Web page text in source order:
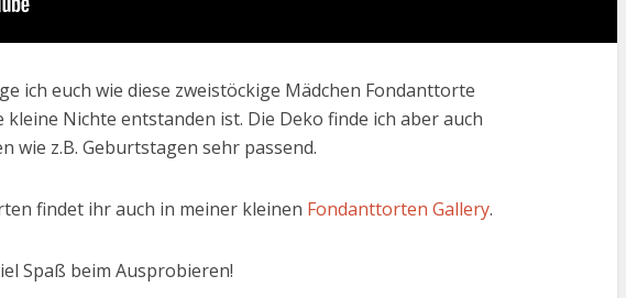
ich euch wie diese zweistöckige Mädchen Fondanttorte
Nichte entstanden ist. Die Deko finde ich aber auch
wie z.B. Geburtstagen sehr passend.
findet ihr auch in meiner kleinen Fondanttorten Gallery.
Spaß beim Ausprobieren!